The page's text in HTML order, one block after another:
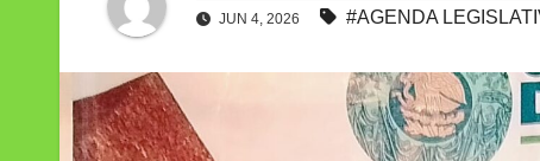
JUN 4, 2026 #AGENDA